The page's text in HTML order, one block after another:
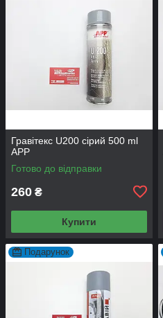
Гравітекс U200 сірий 500 ml
APP
Готово до відправки
260 ₴
Купити
Подарунок